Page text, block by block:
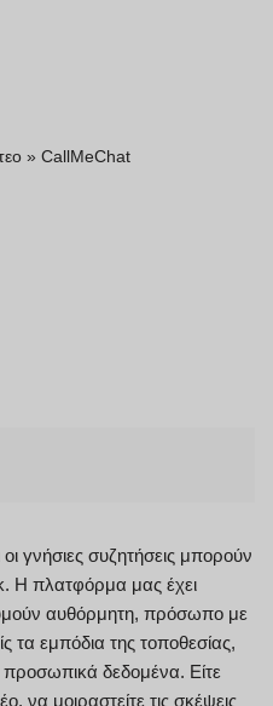
» CallMeChat
γνήσιες συζητήσεις μπορούν
Η πλατφόρμα μας έχει
αυθόρμητη, πρόσωπο με
εμπόδια της τοποθεσίας,
δεδομένα. Είτε
να μοιραστείτε τις σκέψεις